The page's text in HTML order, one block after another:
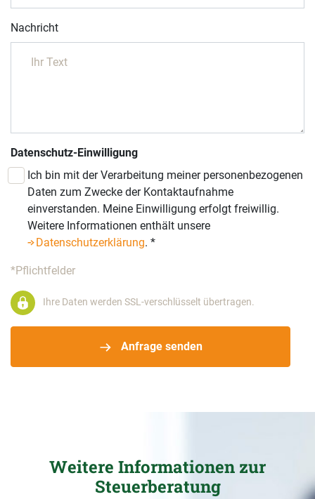
Nachricht
Datenschutz-Einwilligung
Ich bin mit der Verarbeitung meiner personenbezogenen
Daten zum Zwecke der Kontaktaufnahme
einverstanden. Meine Einwilligung erfolgt freiwillig.
Weitere Informationen enthält unsere
Datenschutzerklärung. *
*Pflichtfelder
Anfrage senden
Ihre Daten werden SSL-verschlüsselt übertragen.
Weitere Informationen zur
Steuerberatung